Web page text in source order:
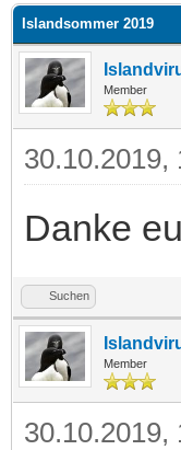
Islandsommer 2019
Member
30.10.2019,
Danke
Suchen
Member
30.10.2019,